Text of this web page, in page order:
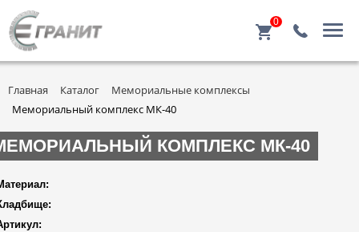
0
Главная Каталог
Мемориальные комплексы
Мемориальный комплекс МК-40
КОМПЛЕКС МК-40